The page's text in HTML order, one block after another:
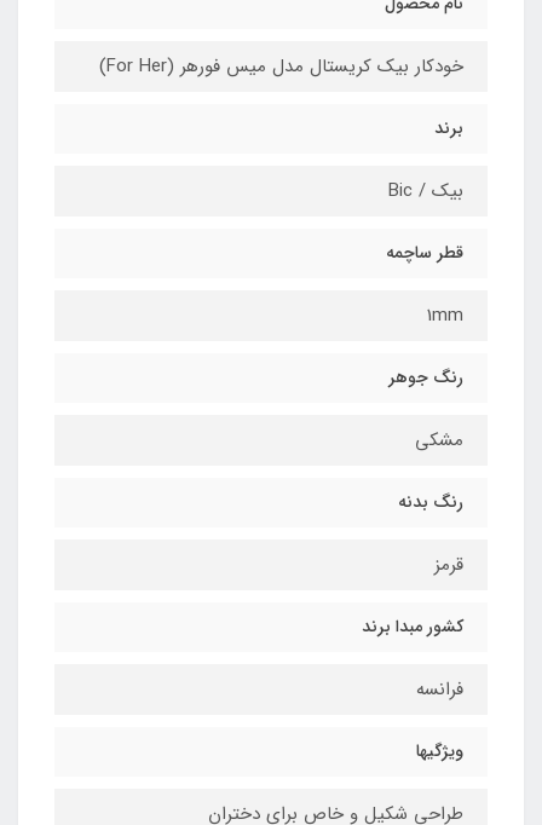
خودکار بیک کریستال مدل میس فورهر (For Her)
برند
بیک / Bic
قطر ساچمه
1mm
رنگ جوهر
مشکی
رنگ بدنه
قرمز
کشور مبدا برند
فرانسه
ویژگیها
طراحی شکیل و خاص برای دختران